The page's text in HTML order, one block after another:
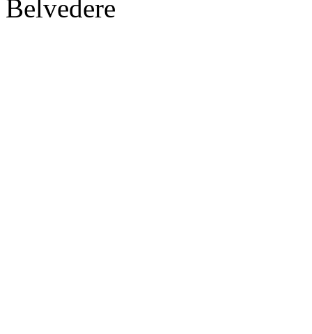
Belvedere